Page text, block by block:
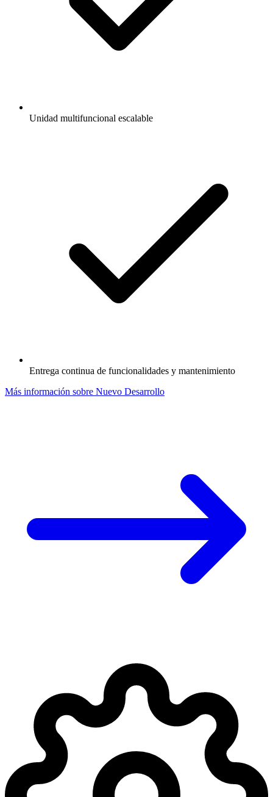
Unidad multifuncional escalable
Entrega continua de funcionalidades y mantenimiento
Más información sobre Nuevo Desarrollo